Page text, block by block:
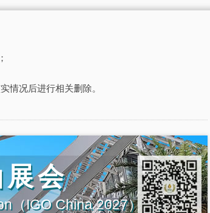
情况后进行相关删除。
会
（IGO China 2027）